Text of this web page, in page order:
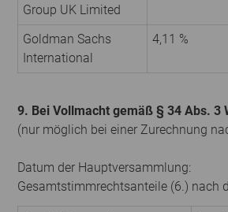
Group UK Limited
Goldman Sachs
International
4,11 %
9. Bei Vollmacht gemäß § 34 Abs. 3
(nur möglich bei einer Zurechnung
Datum der Hauptversammlung:
Gesamtstimmrechtsanteile (6.) nach